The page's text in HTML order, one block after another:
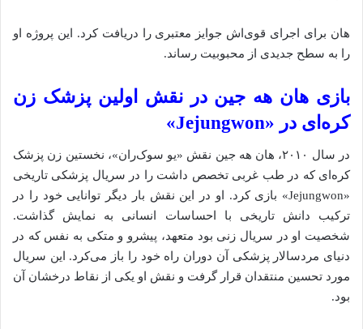
هان برای اجرای قوی‌اش جوایز معتبری را دریافت کرد. این پروژه او
را به سطح جدیدی از محبوبیت رساند.
بازی هان هه جین در نقش اولین پزشک زن
کره‌ای در «Jejungwon»
در سال ۲۰۱۰، هان هه جین نقش «یو سوک‌ران»، نخستین زن پزشک
کره‌ای که در طب غربی تخصص داشت را در سریال پزشکی تاریخی
«Jejungwon» بازی کرد. او در این نقش بار دیگر توانایی خود را در
ترکیب دانش تاریخی با احساسات انسانی به نمایش گذاشت.
شخصیت او در سریال زنی بود متعهد، پیشرو و متکی به نفس که در
دنیای مردسالار پزشکی آن دوران راه خود را باز می‌کرد. این سریال
مورد تحسین منتقدان قرار گرفت و نقش او یکی از نقاط درخشان آن
بود.